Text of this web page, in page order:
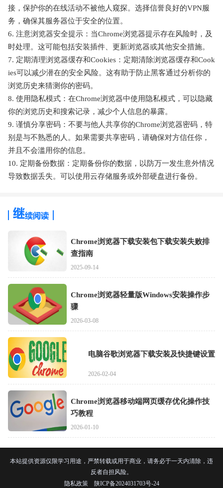
接，保护你的在线活动不被他人窥探。选择信誉良好的VPN服
务，确保其服务器位于安全的位置。
6. 注意浏览器安全提示：当Chrome浏览器提示存在风险时，及
时处理。这可能包括安装插件、更新浏览器或其他安全措施。
7. 定期清理浏览器缓存和Cookies：定期清除浏览器缓存和Cook
ies可以减少潜在的安全风险。这有助于防止黑客通过分析你的
浏览历史来猜测你的密码。
8. 使用隐私模式：在Chrome浏览器中使用隐私模式，可以隐藏
你的浏览历史和搜索记录，减少个人信息的暴露。
9. 谨慎分享密码：不要与他人共享你的Chrome浏览器密码，特
别是与不熟悉的人。如果需要共享密码，请确保对方信任你，
并且不会滥用你的信息。
10. 定期备份数据：定期备份你的数据，以防万一发生意外情况
导致数据丢失。可以使用云存储服务或外部硬盘进行备份。
Chrome浏览器下载安装包下载安装失败排
查指南
2025-09-14
Chrome浏览器轻量版Windows安装操作步
骤
2026-03-08
电脑谷歌浏览器下载安装及快捷键设置
2026-02-04
Chrome浏览器移动端网页缓存优化操作技
巧教程
2026-01-10
本站提供资源仅限学习用途，严禁转载或用于商业，请务必于一天内清除，违
反者自担风险。
隐私政策
陕ICP备2024031703号-24